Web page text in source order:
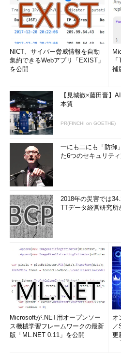
NICT、サイバー脅威情報を自動
集約できるWebアプリ「EXIST」
を公開
補
【見城徹×藤田晋】
本質
PR(FINCHI on GOETHE)
一にも二にも「防
た6つのセキュリテ
2018年の災害では
TTデータ経営研究所
Microsoftが.NET用オープンソー
ス機械学習フレームワークの最新
版「ML.NET 0.11」を公開
オ
／
更